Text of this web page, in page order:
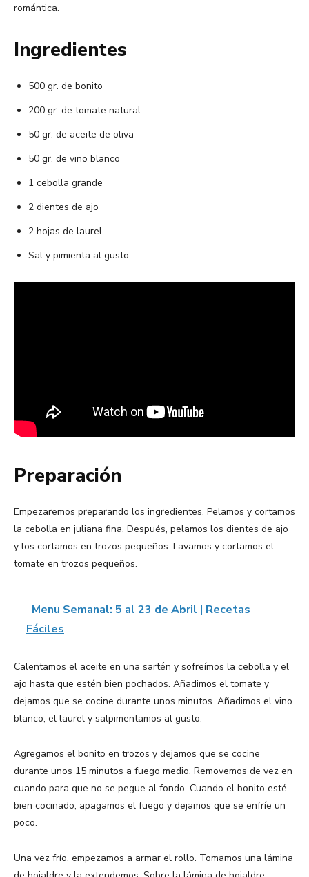
romántica.
Ingredientes
500 gr. de bonito
200 gr. de tomate natural
50 gr. de aceite de oliva
50 gr. de vino blanco
1 cebolla grande
2 dientes de ajo
2 hojas de laurel
Sal y pimienta al gusto
Preparación
Empezaremos preparando los ingredientes. Pelamos y cortamos
la cebolla en juliana fina. Después, pelamos los dientes de ajo
y los cortamos en trozos pequeños. Lavamos y cortamos el
tomate en trozos pequeños.
Menu Semanal: 5 al 23 de Abril | Recetas
Fáciles
Calentamos el aceite en una sartén y sofreímos la cebolla y el
ajo hasta que estén bien pochados. Añadimos el tomate y
dejamos que se cocine durante unos minutos. Añadimos el vino
blanco, el laurel y salpimentamos al gusto.
Agregamos el bonito en trozos y dejamos que se cocine
durante unos 15 minutos a fuego medio. Removemos de vez en
cuando para que no se pegue al fondo. Cuando el bonito esté
bien cocinado, apagamos el fuego y dejamos que se enfríe un
poco.
Una vez frío, empezamos a armar el rollo. Tomamos una lámina